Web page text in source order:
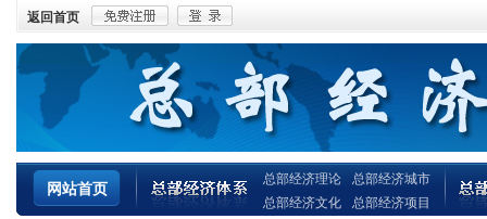
返回首页
网站首页
总部经济理论
总部经济文化
总部经济城市
总部经济项目